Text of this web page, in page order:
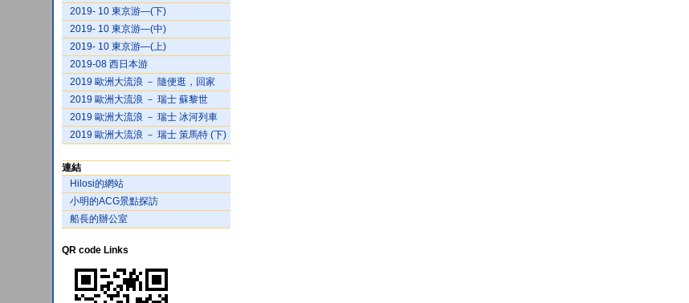
2019- 10 東京游—(下)
2019- 10 東京游—(中)
2019- 10 東京游—(上)
2019-08 西日本游
2019 歐洲大流浪 － 隨便逛，回家
2019 歐洲大流浪 － 瑞士 蘇黎世
2019 歐洲大流浪 － 瑞士 冰河列車
2019 歐洲大流浪 － 瑞士 策馬特 (下)
連結
Hilosi的網站
小明的ACG景點探訪
船長的辦公室
QR code Links